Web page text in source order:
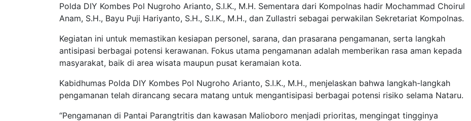
Polda DIY Kombes Pol Nugroho Arianto, S.I.K., M.H. Sementara dari Kompolnas hadir Mochammad Choirul
Anam, S.H., Bayu Puji Hariyanto, S.H., S.I.K., M.H., dan Zullastri sebagai perwakilan Sekretariat Kompolnas.
Kegiatan ini untuk memastikan kesiapan personel, sarana, dan prasarana pengamanan, serta langkah
antisipasi berbagai potensi kerawanan. Fokus utama pengamanan adalah memberikan rasa aman kepada
masyarakat, baik di area wisata maupun pusat keramaian kota.
Kabidhumas Polda DIY Kombes Pol Nugroho Arianto, S.I.K., M.H., menjelaskan bahwa langkah-langkah
pengamanan telah dirancang secara matang untuk mengantisipasi berbagai potensi risiko selama Nataru.
“Pengamanan di Pantai Parangtritis dan kawasan Malioboro menjadi prioritas, mengingat tingginya